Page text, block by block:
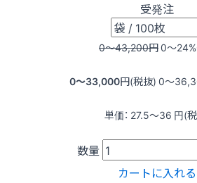
受発注
0〜43,200円0〜24
0〜33,000円(税抜) 0〜
単価： 27.5〜36 円(
数量
カートに入れる